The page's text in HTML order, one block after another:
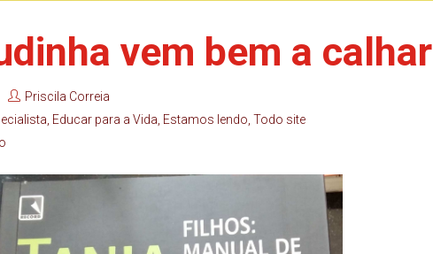
vem bem a calhar
Priscila Correia
Educar para a Vida Estamos lendo Todo site